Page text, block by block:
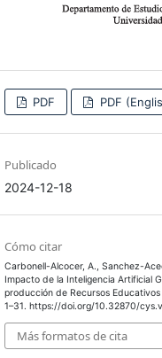
PDF PDF
Publicado
2024-12-18
Cómo citar
Carbonell-Alcocer, A., Sanchez-
Impacto de la Inteligencia Artificial
producción de Recursos
1–31. https://doi.org/10.32870/
Más formatos de cita